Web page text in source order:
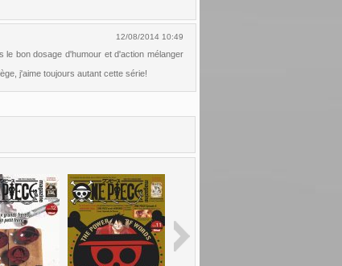
12/08/2014 10:49
bon dosage d'humour et d'action mélanger
j'aime toujours autant cette série!